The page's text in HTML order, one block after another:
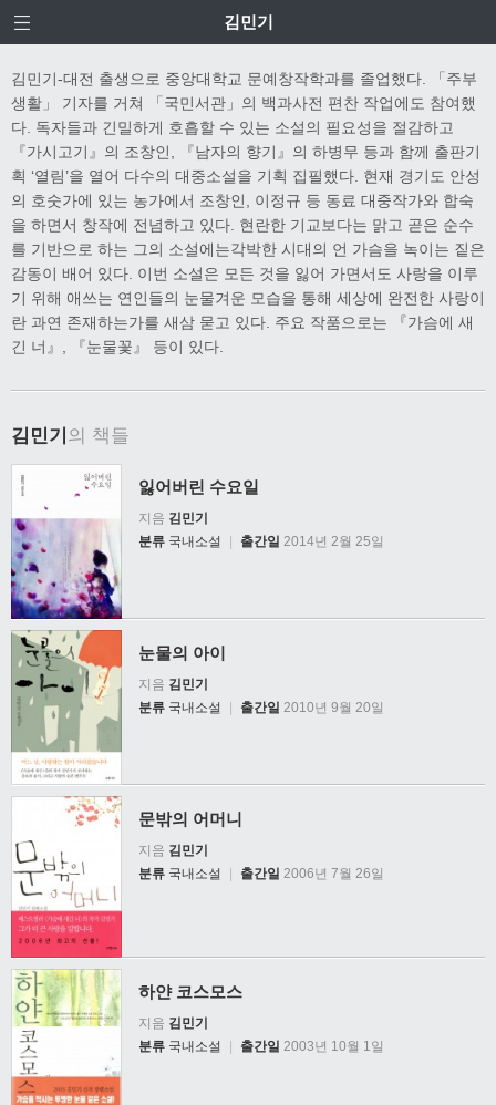
김민기
김민기-대전 출생으로 중앙대학교 문예창작학과를 졸업했다. 「주부
생활」 기자를 거쳐 「국민서관」의 백과사전 편찬 작업에도 참여했
다. 독자들과 긴밀하게 호흡할 수 있는 소설의 필요성을 절감하고
『가시고기』의 조창인, 『남자의 향기』의 하병무 등과 함께 출판기
획 ‘열림’을 열어 다수의 대중소설을 기획 집필했다. 현재 경기도 안성
의 호숫가에 있는 농가에서 조창인, 이정규 등 동료 대중작가와 합숙
을 하면서 창작에 전념하고 있다. 현란한 기교보다는 맑고 곧은 순수
를 기반으로 하는 그의 소설에는각박한 시대의 언 가슴을 녹이는 짙은
감동이 배어 있다. 이번 소설은 모든 것을 잃어 가면서도 사랑을 이루
기 위해 애쓰는 연인들의 눈물겨운 모습을 통해 세상에 완전한 사랑이
란 과연 존재하는가를 새삼 묻고 있다. 주요 작품으로는 『가슴에 새
긴 너』, 『눈물꽃』 등이 있다.
김민기 의 책들
잃어버린 수요일
지음 김민기
분류 국내소설 출간일 2014년 2월 25일
눈물의 아이
지음 김민기
분류 국내소설 출간일 2010년 9월 20일
문밖의 어머니
지음 김민기
분류 국내소설 출간일 2006년 7월 26일
하얀 코스모스
지음 김민기
분류 국내소설 출간일 2003년 10월 1일